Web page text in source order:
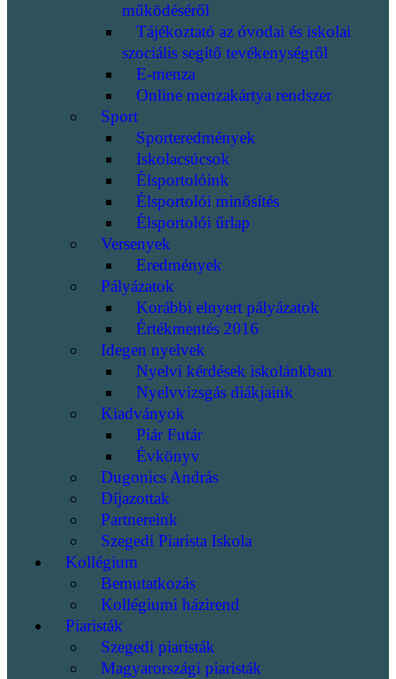
működéséről
Tájékoztató az óvodai és iskolai
szociális segítő tevékenységről
E-menza
Online menzakártya rendszer
Sport
Sporteredmények
Iskolacsúcsok
Élsportolóink
Élsportolói minősítés
Élsportolói űrlap
Versenyek
Eredmények
Pályázatok
Korábbi elnyert pályázatok
Értékmentés 2016
Idegen nyelvek
Nyelvi kérdések iskolánkban
Nyelvvizsgás diákjaink
Kiadványok
Piár Futár
Évkönyv
Dugonics András
Díjazottak
Partnereink
Szegedi Piarista Iskola
Kollégium
Bemutatkozás
Kollégiumi házirend
Piaristák
Szegedi piaristák
Magyarországi piaristák